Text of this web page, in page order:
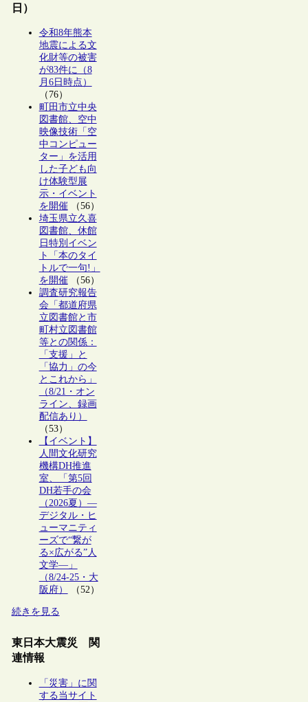
日）
令和8年熊本
地震による文
化財等の被害
が83件に（8
月6日時点）
（76）
町田市立中央
図書館、空中
映像技術「空
中コンピュー
ター」を活用
した子ども向
け体験型展
示・イベント
を開催（56）
埼玉県立久喜
図書館、休館
日特別イベン
ト「本のタイ
トルで一句!」
を開催（56）
調査研究報告
会「都道府県
立図書館と市
町村立図書館
等との関係：
「支援」と
「協力」の今
とこれから」
（8/21・オン
ライン、録画
配信あり）
（53）
【イベント】
人間文化研究
機構DH推進
室、「第5回
DH若手の会
（2026夏）―
デジタル・ヒ
ューマニティ
ーズで“繋が
る×広がる”人
文学―」
（8/24-25・大
阪府）
（52）
続きを見る
東日本大震災 関
連情報
「災害」に関
する当サイト